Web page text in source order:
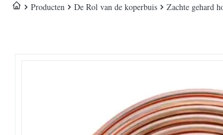
Producten De Rol van de koperbuis Zachte gehard